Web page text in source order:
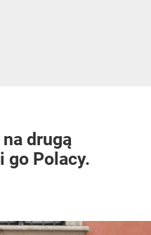
drugą
go Polacy.